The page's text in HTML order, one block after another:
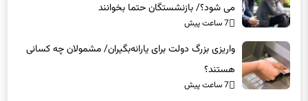
می شود؟/ بازنشستگان حتما بخوانند
7 ساعت پیش
واریزی بزرگ دولت برای یارانه‌بگیران/ مشمولان چه کسانی
هستند؟
7 ساعت پیش